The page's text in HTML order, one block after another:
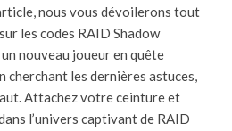
nous vous dévoilerons tout
les codes RAID Shadow
nouveau joueur en quête
cherchant les dernières astuces,
Attachez votre ceinture et
l’univers captivant de RAID